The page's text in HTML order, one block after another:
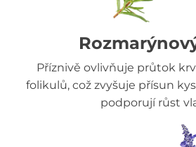
Příznivě ovlivňuje průtok
folikulů, což zvyšuje přísun
podporují růst